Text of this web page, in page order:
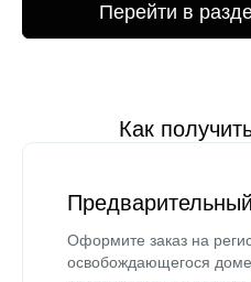
Перейти в
Как
Оформите заказ на
освобождающегося